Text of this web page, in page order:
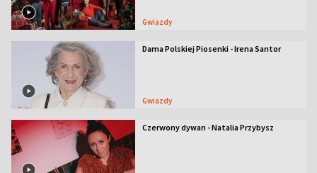
Gwiazdy
Dama Polskiej Piosenki - Irena Santor
Gwiazdy
Czerwony dywan - Natalia Przybysz